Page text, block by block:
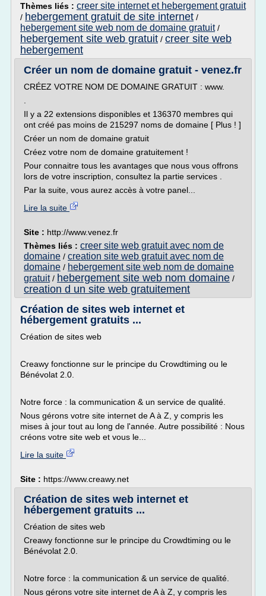
Thèmes liés : creer site internet et hebergement gratuit
/ hebergement gratuit de site internet /
hebergement site web nom de domaine gratuit/
hebergement site web gratuit / creer site web
hebergement
Créer un nom de domaine gratuit - venez.fr
CRÉEZ VOTRE NOM DE DOMAINE GRATUIT : www.
Il y a 22 extensions disponibles et 136370 membres qui
ont créé pas moins de 215297 noms de domaine [ Plus ! ]
Créer un nom de domaine gratuit
Créez votre nom de domaine gratuitement !
Pour connaitre tous les avantages que nous vous offrons
lors de votre inscription, consultez la partie services .
Par la suite, vous aurez accès à votre panel...
Lire la suite
Site : http://www.venez.fr
Thèmes liés : creer site web gratuit avec nom de
domaine / creation site web gratuit avec nom de
domaine / hebergement site web nom de domaine
gratuit/ hebergement site web nom domaine /
creation d un site web gratuitement
Création de sites web internet et
hébergement gratuits ...
Création de sites web
Creawy fonctionne sur le principe du Crowdtiming ou le
Bénévolat 2.0.
Notre force : la communication & un service de qualité.
Nous gérons votre site internet de A à Z, y compris les
mises à jour tout au long de l'année. Autre possibilité : Nous
créons votre site web et vous le...
Lire la suite
Site : https://www.creawy.net
Création de sites web internet et
hébergement gratuits ...
Création de sites web
Creawy fonctionne sur le principe du Crowdtiming ou le
Bénévolat 2.0.
Notre force : la communication & un service de qualité.
Nous gérons votre site internet de A à Z, y compris les